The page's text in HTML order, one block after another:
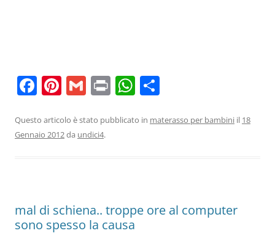
F
c
e
o
k
Pi
er
e
G
ai
l
Pr
t
W
at
p
n
Questo articolo è stato pubblicato in materasso per bambini il 18
Gennaio 2012da undici4.
mal di schiena.. troppe ore al computer
sono spesso la causa